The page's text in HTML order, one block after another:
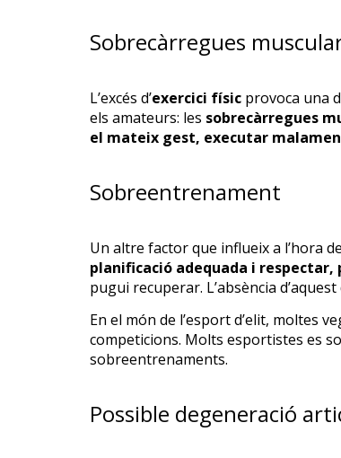
Sobrecàrregues
L’excés d’exercici físic provoca una
els amateurs: les sobrecàrregues
el mateix gest, executar
Sobreentrenament
Un altre factor que influeix a l’hora
planificació adequada i respectar,
pugui recuperar. L’absència
En el món de l’esport d’elit, moltes
competicions. Molts esportistes es
sobreentrenaments.
Possible degeneració